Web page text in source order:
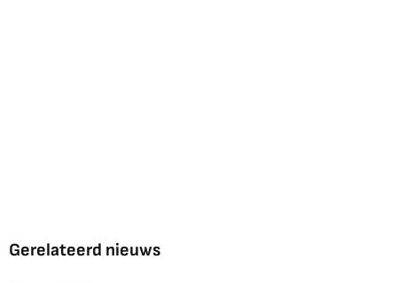
Gerelateerd nieuws